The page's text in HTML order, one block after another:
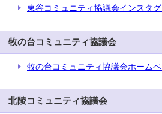
東谷コミュニティ協議会インスタ
牧の台コミュニティ協議会
牧の台コミュニティ協議会ホーム
北陵コミュニティ協議会